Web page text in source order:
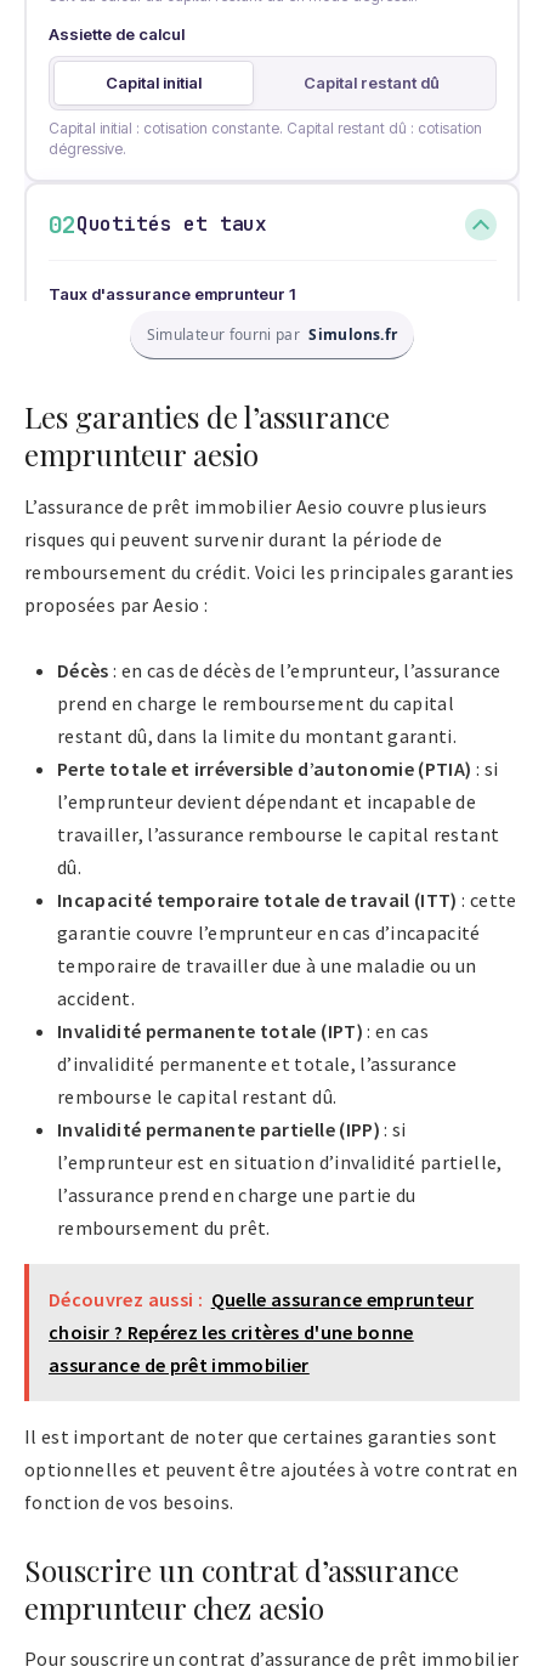
Simulateur fourni par Simulons.fr
Les garanties de l’assurance
emprunteur aesio
L’assurance de prêt immobilier Aesio couvre plusieurs
risques qui peuvent survenir durant la période de
remboursement du crédit. Voici les principales garanties
proposées par Aesio :
Décès : en cas de décès de l’emprunteur, l’assurance
prend en charge le remboursement du capital
restant dû, dans la limite du montant garanti.
Perte totale et irréversible d’autonomie (PTIA) : si
l’emprunteur devient dépendant et incapable de
travailler, l’assurance rembourse le capital restant
dû.
Incapacité temporaire totale de travail (ITT) : cette
garantie couvre l’emprunteur en cas d’incapacité
temporaire de travailler due à une maladie ou un
accident.
Invalidité permanente totale (IPT) : en cas
d’invalidité permanente et totale, l’assurance
rembourse le capital restant dû.
Invalidité permanente partielle (IPP) : si
l’emprunteur est en situation d’invalidité partielle,
l’assurance prend en charge une partie du
remboursement du prêt.
Découvrez aussi : Quelle assurance emprunteur
choisir ? Repérez les critères d'une bonne
assurance de prêt immobilier
Il est important de noter que certaines garanties sont
optionnelles et peuvent être ajoutées à votre contrat en
fonction de vos besoins.
Souscrire un contrat d’assurance
emprunteur chez aesio
Pour souscrire un contrat d’assurance de prêt immobilier